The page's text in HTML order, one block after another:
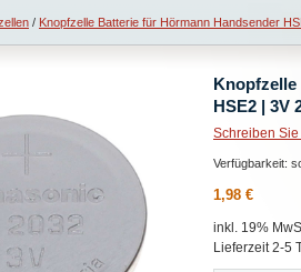
/ Knopfzelle Batterie für Hörmann Handsender
Knopfzelle
HSE2 | 3V
Schreiben
Verfügbarkeit:
1,98 €
inkl. 19%
Lieferzeit 2-5